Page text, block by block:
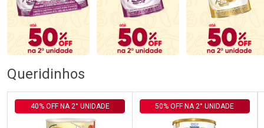
Queridinhos
40% OFF NA 2° UNIDADE 50% OFF NA 2° UNIDADE